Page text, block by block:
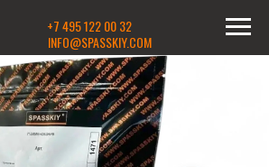
INFO@SPASSKIY.COM
+7 495 122 00 32